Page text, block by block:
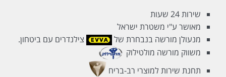
שירות 24 שעות
מאושר ע"י משטרת ישראל
מנעולן מורשה בנבחרת של
צילנדרים עם ביטחון.
משווק מורשה מולטילוק
תחנת שירות למוצרי רב-בריח